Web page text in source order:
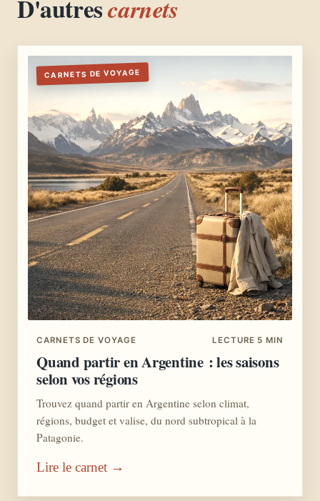
D'autrescarnets
CARNETS DE VOYAGE
CARNETS DE VOYAGE LECTURE 5 MIN
Quand partir en Argentine : les saisons
selon vos régions
Trouvez quand partir en Argentine selon climat,
régions, budget et valise, du nord subtropical à la
Patagonie.
Lire le carnet →